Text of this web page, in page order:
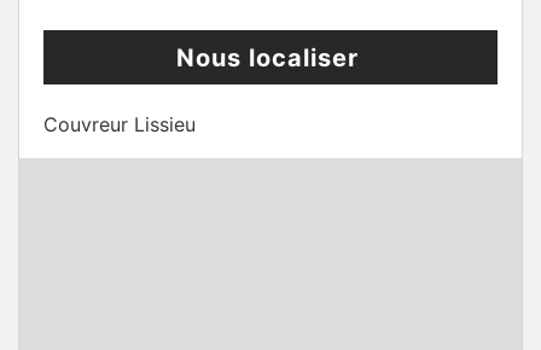
Nous localiser
Couvreur Lissieu